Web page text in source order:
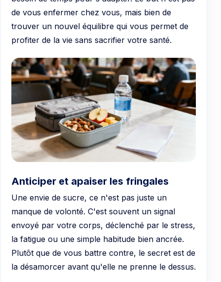
de vous enfermer chez vous, mais bien de
trouver un nouvel équilibre qui vous permet de
profiter de la vie sans sacrifier votre santé.
Anticiper et apaiser les fringales
Une envie de sucre, ce n'est pas juste un
manque de volonté. C'est souvent un signal
envoyé par votre corps, déclenché par le stress,
la fatigue ou une simple habitude bien ancrée.
Plutôt que de vous battre contre, le secret est de
la désamorcer avant qu'elle ne prenne le dessus.